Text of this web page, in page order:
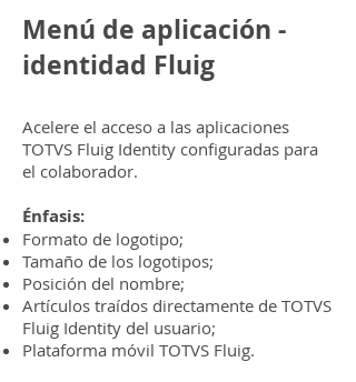
Menú de aplicación -
identidad Fluig
Acelere el acceso a las aplicaciones
TOTVS Fluig Identity configuradas para
el colaborador.
Énfasis:
Formato de logotipo;
Tamaño de los logotipos;
Posición del nombre;
Artículos traídos directamente de TOTVS
Fluig Identity del usuario;
Plataforma móvil TOTVS Fluig.